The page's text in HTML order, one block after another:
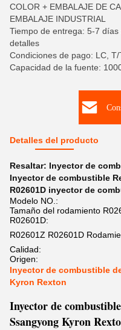
COLOR + EMBALAJE DE
EMBALAJE INDUSTRIAL
Tiempo de entrega: 5-7
detalles
Condiciones de pago: LC, T/
Capacidad de la fuente:
Detalles del producto
Resaltar: Inyector de
Inyector de combustible
R02601D inyector de
Modelo NO.:
Tamaño del rodamiento
R02601D:
R02601Z R02601D
Calidad:
Origen:
Inyector de combustible
Kyron Rexton
Inyector de
Ssangyong Kyron